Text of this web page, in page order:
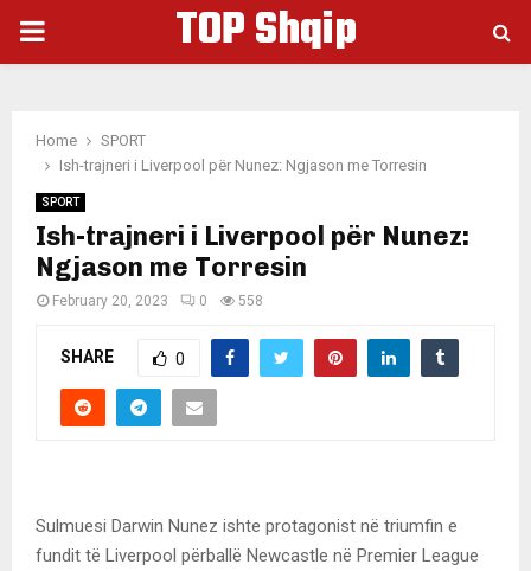
PRIMARY
TOP Shqip
Home
SPORT
Ish-trajneri i Liverpool për Nunez: Ngjason me Torresin
SPORT
Ish-trajneri i Liverpool për Nunez:
Ngjason me Torresin
February 20, 2023 0 558
SHARE 0
Sulmuesi Darwin Nunez ishte protagonist në triumfin e
fundit të Liverpool përballë Newcastle në Premier League